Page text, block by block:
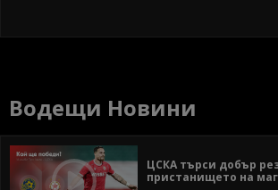
Водещи Новини
ЦСКА търси добър
пристанището на